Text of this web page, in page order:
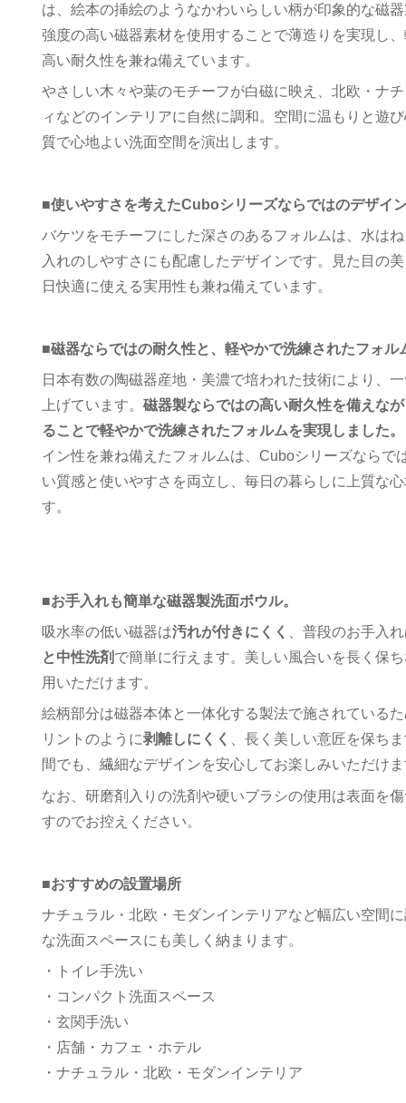
は、絵本の挿絵のようなかわいらしい柄が印象的な磁
強度の高い磁器素材を使用することで薄造りを実現し
高い耐久性を兼ね備えています。
やさしい木々や葉のモチーフが白磁に映え、北欧・ナ
ィなどのインテリアに自然に調和。空間に温もりと遊
質で心地よい洗面空間を演出します。
■使いやすさを考えたCuboシリーズならではのデザイ
バケツをモチーフにした深さのあるフォルムは、水は
入れのしやすさにも配慮したデザインです。見た目の
日快適に使える実用性も兼ね備えています。
■磁器ならではの耐久性と、軽やかで洗練されたフォル
日本有数の陶磁器産地・美濃で培われた技術により、
上げています。 磁器製ならではの高い耐久性を備えな
ることで軽やかで洗練されたフォルムを実現しました。
イン性を兼ね備えたフォルムは、Cuboシリーズならで
い質感と使いやすさを両立し、毎日の暮らしに上質な
す。
■お手入れも簡単な磁器製洗面ボウル。
吸水率の低い磁器は汚れが付きにくく
、普段のお手入
と中性洗剤 で簡単に行えます。美しい風合いを長く保
用いただけます。
絵柄部分は磁器本体と一体化する製法で施されている
リントのように剥離しにくく
、長く美しい意匠を保ち
間でも、繊細なデザインを安心してお楽しみいただけ
なお、研磨剤入りの洗剤や硬いブラシの使用は表面を
すのでお控えください。
■おすすめの設置場所
ナチュラル・北欧・モダンインテリアなど幅広い空間
な洗面スペースにも美しく納まります。
・トイレ手洗い
・コンパクト洗面スペース
・玄関手洗い
・店舗・カフェ・ホテル
・ナチュラル・北欧・モダンインテリア